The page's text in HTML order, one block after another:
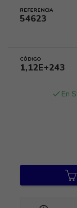
REFERENCIA
54623
CÓDIGO
1,12E+243
done En